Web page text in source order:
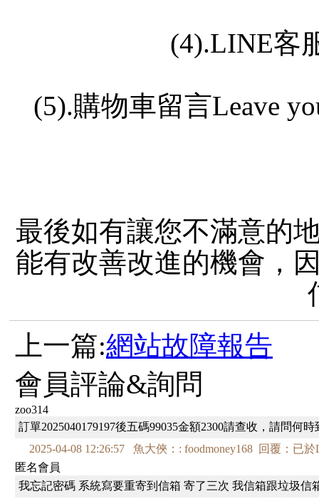
(4).LINE客
(5).購物車留言Leave
最後如有讓您不滿意的
能有改善改進的機會，
上一篇:網站故障報告
會員評論&詢問
zoo314
訂單2025040179197後五碼99035金額2300請查收，請問何時
2025-04-08 12:26:57 魚大俠：: foodmoney168 回覆：已
匿名會員
我忘記密碼 系統寫要重寄到信箱 寄了三次 我信箱跟垃圾